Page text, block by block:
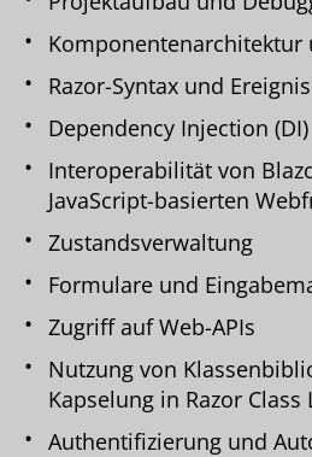
Komponentenarchitektur
Razor-Syntax und
Dependency Injection (DI)
Interoperabilität von
JavaScript-basierten
Zustandsverwaltung
Formulare und
Zugriff auf Web-APIs
Nutzung von
Kapselung in Razor Class
Authentifizierung und